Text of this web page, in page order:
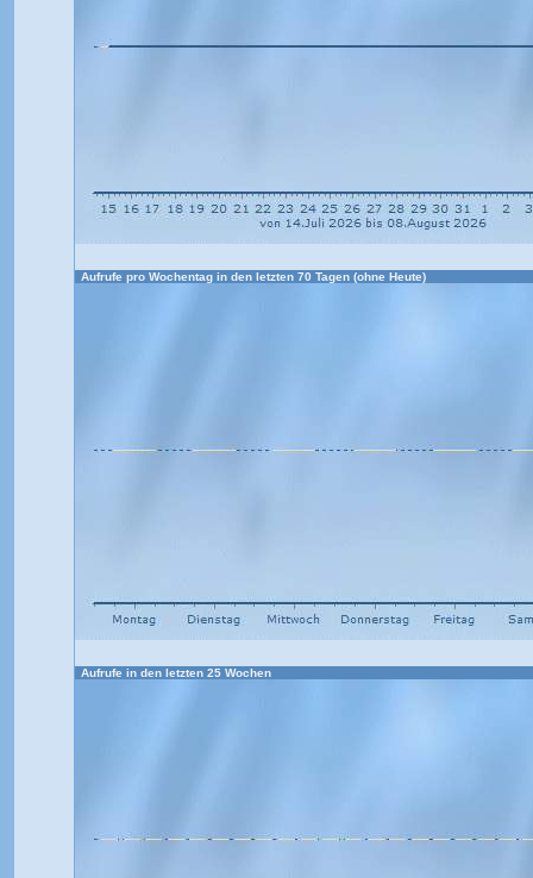
Aufrufe pro Wochentag in den letzten 70 Tagen (ohne Heute)
Aufrufe in den letzten 25 Wochen